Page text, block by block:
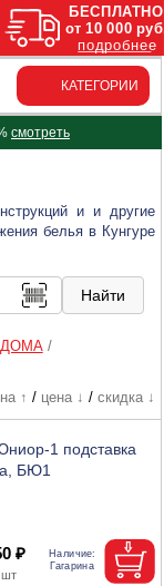
КАТЕГОРИИ
смотреть
и и другие
белья в Кунгуре
ДОМА/
↑ / цена ↓ / скидка ↓
1 подставка
БЮ1
₽